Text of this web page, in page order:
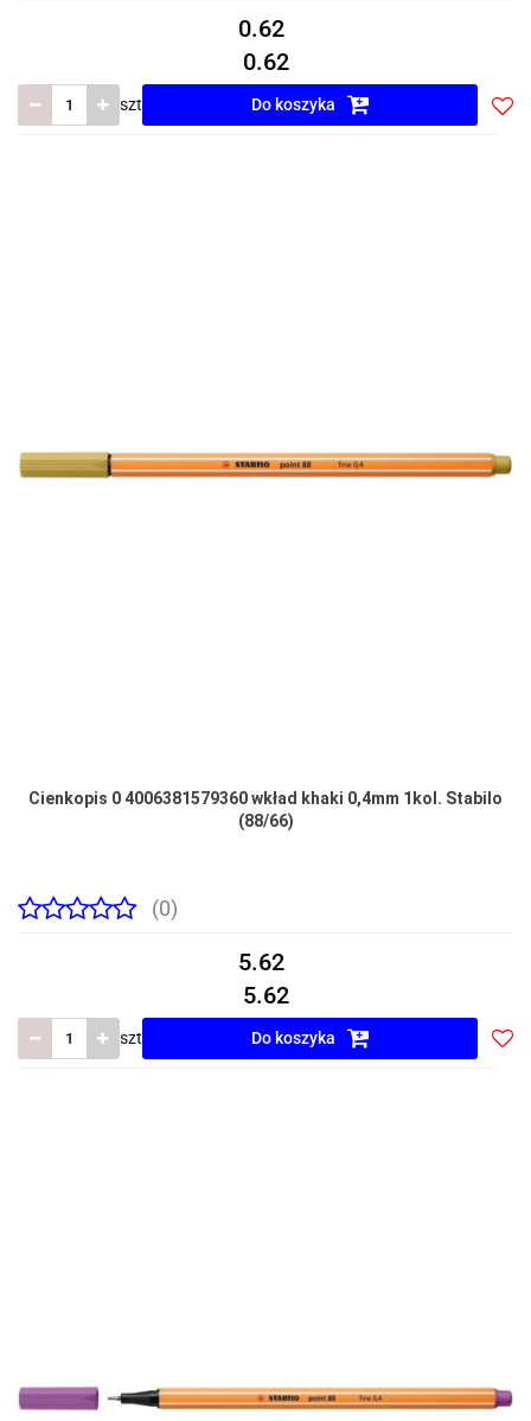
0.62
0.62
szt Do koszyka
Cienkopis 0 4006381579360 wkład khaki 0,4mm 1kol. Stabilo
(88/66)
(0)
5.62
5.62
szt Do koszyka